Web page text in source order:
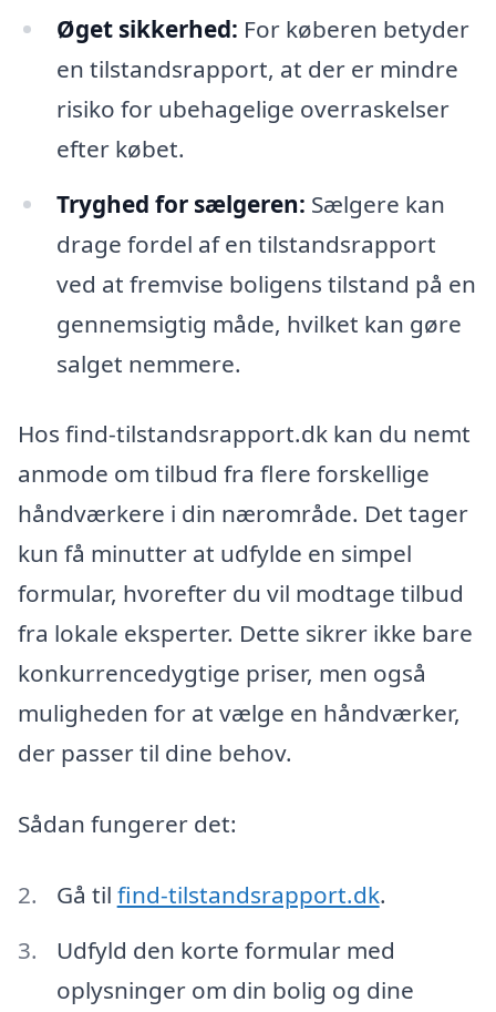
Øget sikkerhed: For køberen betyder
en tilstandsrapport, at der er mindre
risiko for ubehagelige overraskelser
efter købet.
Tryghed for sælgeren: Sælgere kan
drage fordel af en tilstandsrapport
ved at fremvise boligens tilstand på en
gennemsigtig måde, hvilket kan gøre
salget nemmere.
Hos find-tilstandsrapport.dk kan du nemt
anmode om tilbud fra flere forskellige
håndværkere i din nærområde. Det tager
kun få minutter at udfylde en simpel
formular, hvorefter du vil modtage tilbud
fra lokale eksperter. Dette sikrer ikke bare
konkurrencedygtige priser, men også
muligheden for at vælge en håndværker,
der passer til dine behov.
Sådan fungerer det:
Gå til find-tilstandsrapport.dk.
Udfyld den korte formular med
oplysninger om din bolig og dine